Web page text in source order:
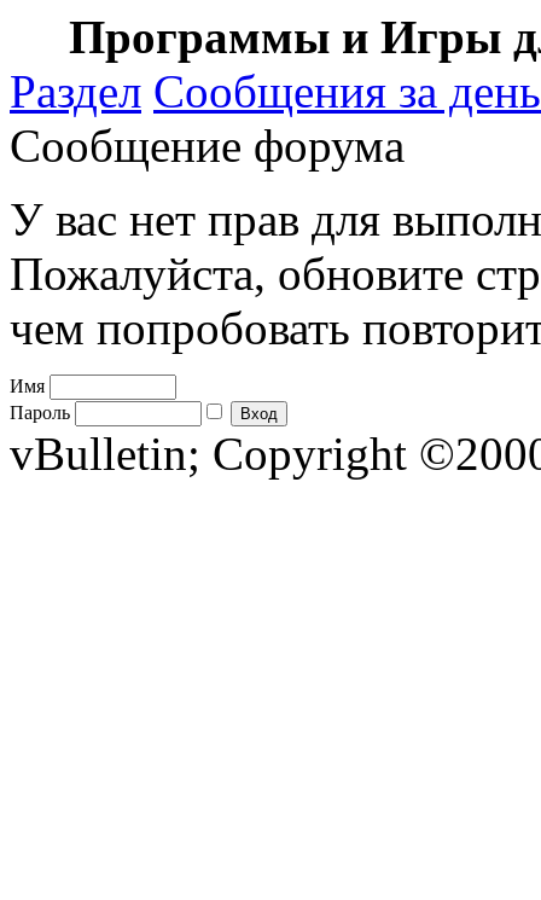
Программы и Игры
Раздел Сообщения за день
Сообщение форума
У вас нет прав для
Пожалуйста, обновите
чем попробовать
Имя
Пароль
vBulletin; Copyright